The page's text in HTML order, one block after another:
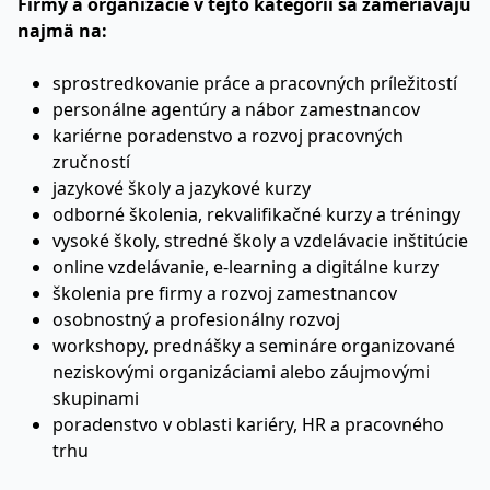
najmä na:
sprostredkovanie práce a pracovných príležitostí
personálne agentúry a nábor zamestnancov
kariérne poradenstvo a rozvoj pracovných
zručností
jazykové školy a jazykové kurzy
odborné školenia, rekvalifikačné kurzy a tréningy
vysoké školy, stredné školy a vzdelávacie inštitúcie
online vzdelávanie, e-learning a digitálne kurzy
školenia pre firmy a rozvoj zamestnancov
osobnostný a profesionálny rozvoj
workshopy, prednášky a semináre organizované
neziskovými organizáciami alebo záujmovými
skupinami
poradenstvo v oblasti kariéry, HR a pracovného
trhu